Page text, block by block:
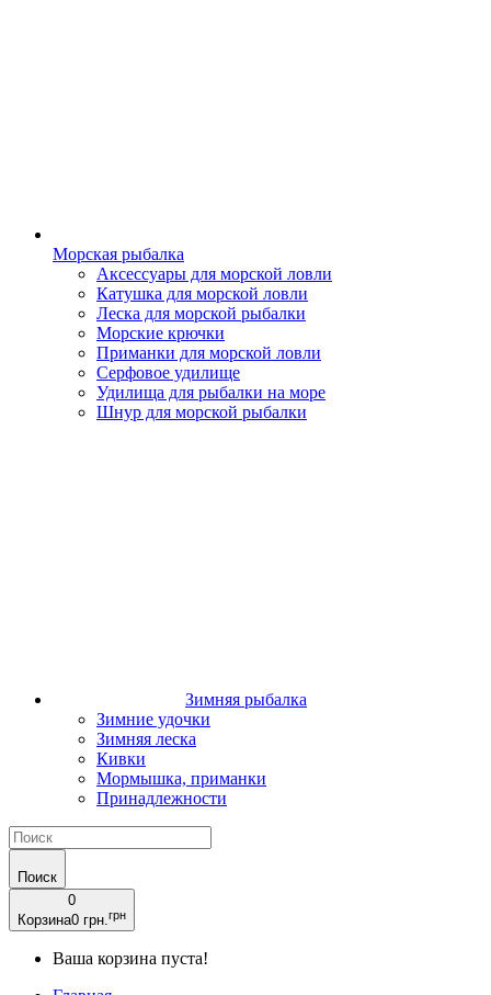
Морская рыбалка
Аксессуары для морской ловли
Катушка для морской ловли
Леска для морской рыбалки
Морские крючки
Приманки для морской ловли
Серфовое удилище
Удилища для рыбалки на море
Шнур для морской рыбалки
Зимняя рыбалка
Зимние удочки
Зимняя леска
Кивки
Мормышка, приманки
Принадлежности
Поиск
0
Корзина0 грн. грн
Ваша корзина пуста!